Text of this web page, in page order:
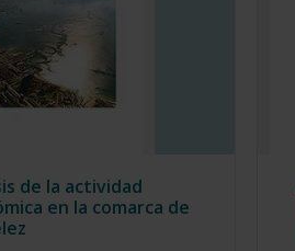
de la actividad
en la comarca de